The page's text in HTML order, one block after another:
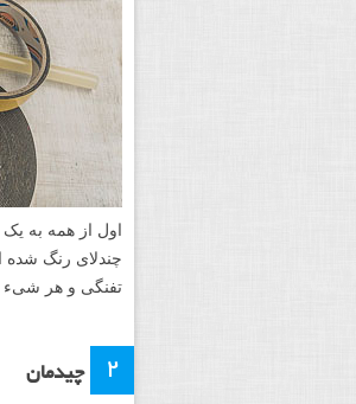
اول از همه به
چندلای رنگ
تفنگی و هر شیء
۲ چیدمان